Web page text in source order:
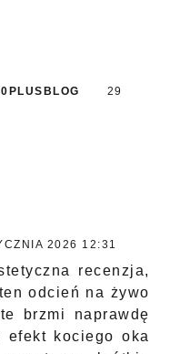
29
2026 12:31
recenzja,
odcień na żywo
brzmi naprawdę
efekt kociego oka